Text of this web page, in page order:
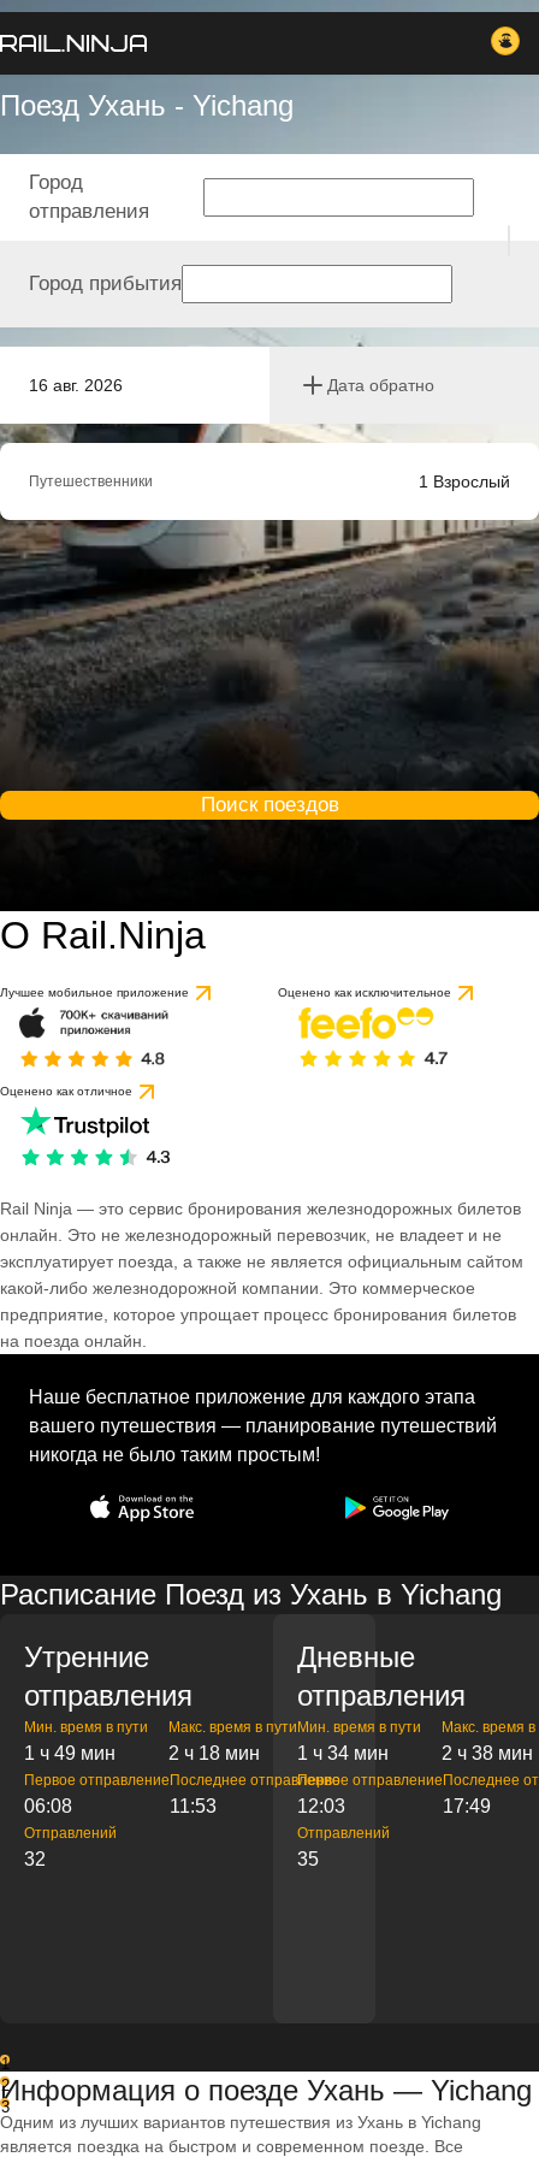
Поезд Ухань - Yichang
16 авг. 2026 Дата обратно
Город
отправления
Город прибытия
Путешественники 1 Взрослый
Поиск поездов
О Rail.Ninja
Лучшее мобильное приложение Оценено как исключительное
Оценено как отличное
Rail Ninja — это сервис бронирования железнодорожных билетов
онлайн. Это не железнодорожный перевозчик, не владеет и не
эксплуатирует поезда, а также не является официальным сайтом
какой-либо железнодорожной компании. Это коммерческое
предприятие, которое упрощает процесс бронирования билетов
на поезда онлайн.
Наше бесплатное приложение для каждого этапа
вашего путешествия — планирование путешествий
никогда не было таким простым!
Расписание Поезд из Ухань в Yichang
Утренние
отправления
Мин. время в пути
1 ч 49 мин
Макс. время в пути
2 ч 18 мин
Первое отправление
06:08
Последнее отправление
11:53
Отправлений
32
Дневные
отправления
Мин. время в пути
1 ч 34 мин
Макс. время в
2 ч 38 мин
Первое отправление
12:03
Последнее
17:49
Отправлений
35
1
2
3
Информация о поезде Ухань — Yichang
Одним из лучших вариантов путешествия из Ухань в Yichang
является поездка на быстром и современном поезде. Все